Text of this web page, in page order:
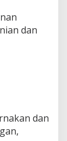
dan
dan